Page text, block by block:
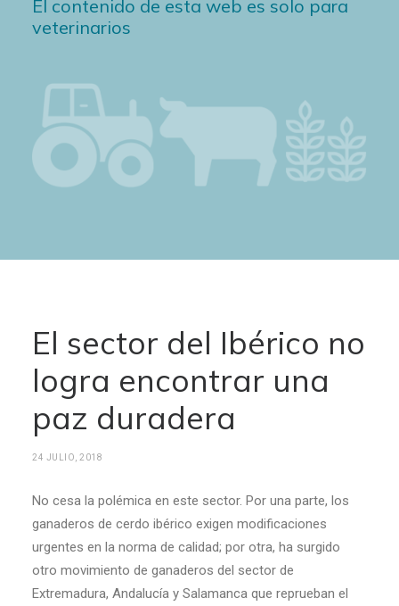
El contenido de esta web es solo para
veterinarios
El sector del Ibérico no
logra encontrar una
paz duradera
24 JULIO, 2018
No cesa la polémica en este sector. Por una parte, los
ganaderos de cerdo ibérico exigen modificaciones
urgentes en la norma de calidad; por otra, ha surgido
otro movimiento de ganaderos del sector de
Extremadura, Andalucía y Salamanca que reprueban el